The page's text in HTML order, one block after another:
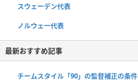
スウェーデン代表
ノルウェー代表
最新おすすめ記事
チームスタイル「90」の監督補正の条件